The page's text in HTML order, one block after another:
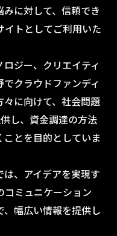
に対して、信頼でき
イトとしてご利用いた
ジー、クリエイティ
クラウドファンディ
に向けて、社会問題
し、資金調達の方法
とを目的としていま
、アイデアを実現す
コミュニケーション
、幅広い情報を提供し